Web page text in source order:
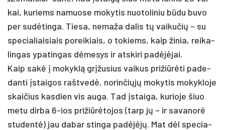
kai, ku­riems na­muo­se mo­ky­tis nuo­to­li­niu būdu bu­vo
per su­dėtin­ga. Tie­sa, ne­ma­ža da­lis tų vai­ku­čių – su
spe­cia­liai­siais po­rei­kiais, o to­kiems, kaip ži­nia, rei­ka­
lin­gas ypa­tin­gas dėme­sys ir at­ski­ri pa­dėjėjai.
Kaip sakė į mo­kyklą grįžu­sius vai­kus pri­žiūrė­ti pa­de­
dan­ti įstai­gos rašt­vedė, no­rin­čiųjų mo­ky­tis mo­kyk­lo­je
skai­čius kas­dien vis au­ga. Tad įstai­ga, ku­rio­je šiuo
me­tu dir­ba 6-ios pri­žiūrė­to­jos (tarp jų – ir sa­va­norė
stu­dentė) jau da­bar stin­ga pa­dėjėjų. Mat dėl spe­cia­